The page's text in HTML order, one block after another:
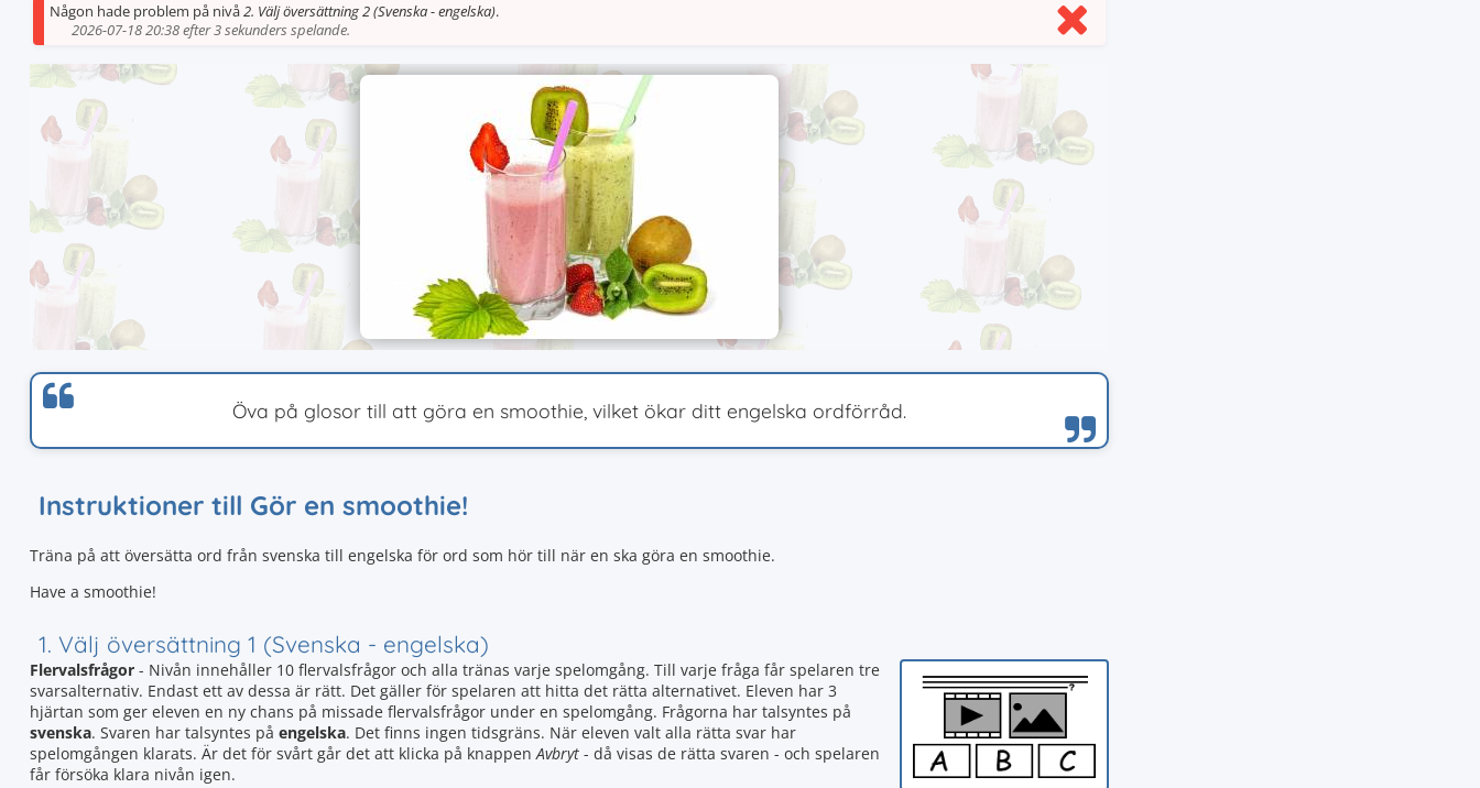
Någon hade problem på nivå2. Välj översättning 2 (Svenska - engelska).
2026-07-18 20:38 efter 3 sekunders spelande.
Öva på glosor till att göra en smoothie, vilket ökar ditt engelska ordförråd.
Instruktioner till Gör en smoothie!
Träna på att översätta ord från svenska till engelska för ord som hör till när en ska göra en smoothie.
Have a smoothie!
1. Välj översättning 1 (Svenska - engelska)
Flervalsfrågor - Nivån innehåller 10 flervalsfrågor och alla tränas varje spelomgång. Till varje fråga får spelaren tre
svarsalternativ. Endast ett av dessa är rätt. Det gäller för spelaren att hitta det rätta alternativet. Eleven har 3
hjärtan som ger eleven en ny chans på missade flervalsfrågor under en spelomgång. Frågorna har talsyntes på
svenska. Svaren har talsyntes på engelska. Det finns ingen tidsgräns. När eleven valt alla rätta svar har
spelomgången klarats. Är det för svårt går det att klicka på knappenAvbryt - då visas de rätta svaren - och spelaren
får försöka klara nivån igen.